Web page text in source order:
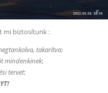
mi biztosítunk :
takarítva;
mindenkinek;
tervet;